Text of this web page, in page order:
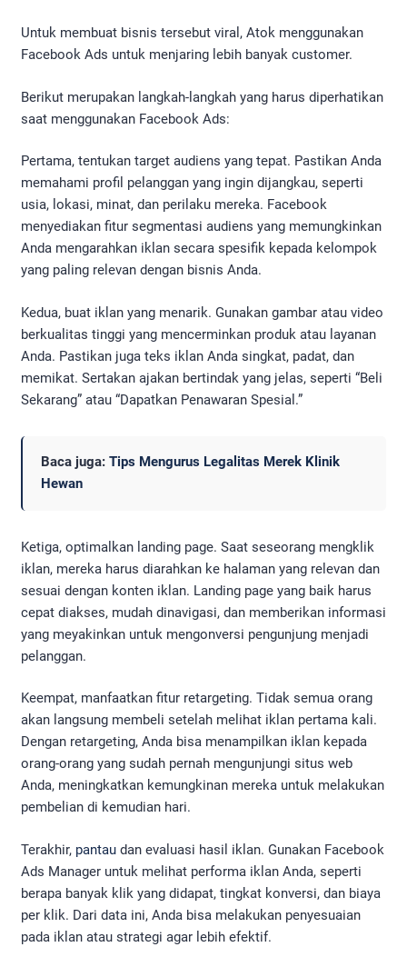
Untuk membuat bisnis tersebut viral, Atok menggunakan
Facebook Ads untuk menjaring lebih banyak customer.
Berikut merupakan langkah-langkah yang harus diperhatikan
saat menggunakan Facebook Ads:
Pertama, tentukan target audiens yang tepat. Pastikan Anda
memahami profil pelanggan yang ingin dijangkau, seperti
usia, lokasi, minat, dan perilaku mereka. Facebook
menyediakan fitur segmentasi audiens yang memungkinkan
Anda mengarahkan iklan secara spesifik kepada kelompok
yang paling relevan dengan bisnis Anda.
Kedua, buat iklan yang menarik. Gunakan gambar atau video
berkualitas tinggi yang mencerminkan produk atau layanan
Anda. Pastikan juga teks iklan Anda singkat, padat, dan
memikat. Sertakan ajakan bertindak yang jelas, seperti “Beli
Sekarang” atau “Dapatkan Penawaran Spesial.”
Baca juga: Tips Mengurus Legalitas Merek Klinik
Hewan
Ketiga, optimalkan landing page. Saat seseorang mengklik
iklan, mereka harus diarahkan ke halaman yang relevan dan
sesuai dengan konten iklan. Landing page yang baik harus
cepat diakses, mudah dinavigasi, dan memberikan informasi
yang meyakinkan untuk mengonversi pengunjung menjadi
pelanggan.
Keempat, manfaatkan fitur retargeting. Tidak semua orang
akan langsung membeli setelah melihat iklan pertama kali.
Dengan retargeting, Anda bisa menampilkan iklan kepada
orang-orang yang sudah pernah mengunjungi situs web
Anda, meningkatkan kemungkinan mereka untuk melakukan
pembelian di kemudian hari.
Terakhir, pantau dan evaluasi hasil iklan. Gunakan Facebook
Ads Manager untuk melihat performa iklan Anda, seperti
berapa banyak klik yang didapat, tingkat konversi, dan biaya
per klik. Dari data ini, Anda bisa melakukan penyesuaian
pada iklan atau strategi agar lebih efektif.